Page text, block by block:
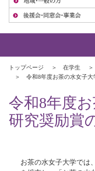
トップページ 在学生
令和8年度お茶の水女子
令和8年度
研究奨励賞
お茶の水女子大学では